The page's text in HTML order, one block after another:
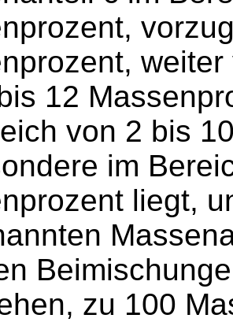
12
von 2 bis
im
liegt,
zu 100